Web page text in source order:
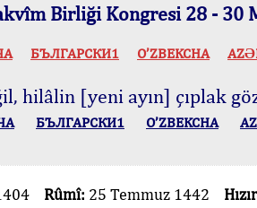
Birliği Kongresi 28 - 30
БЪЛГАРСКИ1 O’ZBEKCHA
hilâlin [yeni ayın] çıplak
БЪЛГАРСКИ1 O’ZBEKCHA
Rûmî: 25 Temmuz 1442